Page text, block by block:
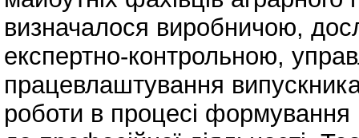
визначалося виробничою,
експертно-контрольною,
працевлаштування
роботи в процесі формування